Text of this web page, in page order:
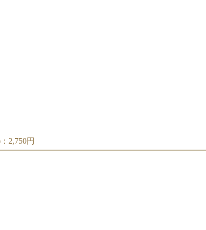
2,750円